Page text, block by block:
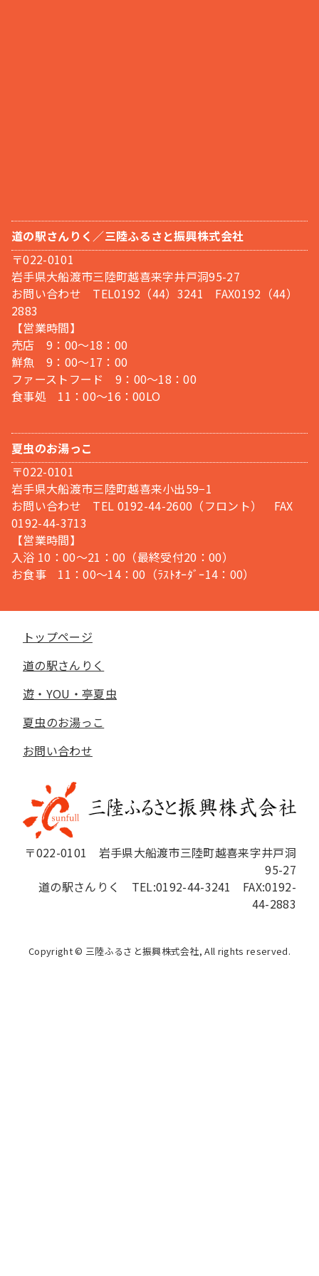
道の駅さんりく／三陸ふるさと振興株式会社
〒022-0101
岩手県大船渡市三陸町越喜来字井戸洞95-27
お問い合わせ TEL0192（44）3241 FAX0192（44）
2883
【営業時間】
売店 9：00～18：00
鮮魚 9：00～17：00
ファーストフード 9：00～18：00
食事処 11：00～16：00LO
夏虫のお湯っこ
〒022-0101
岩手県大船渡市三陸町越喜来小出59−1
お問い合わせ TEL 0192-44-2600（フロント） FAX
0192-44-3713
【営業時間】
入浴 10：00～21：00（最終受付20：00）
お食事 11：00～14：00（ﾗｽﾄｵｰﾀﾞｰ14：00）
トップページ
道の駅さんりく
遊・YOU・亭夏虫
夏虫のお湯っこ
お問い合わせ
〒022-0101 岩手県大船渡市三陸町越喜来字井戸洞
95-27
道の駅さんりく TEL:0192-44-3241 FAX:0192-
44-2883
Copyright © 三陸ふるさと振興株式会社, All rights reserved.